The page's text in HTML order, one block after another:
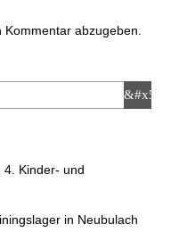
abzugeben.
Kinder- und
in Neubulach